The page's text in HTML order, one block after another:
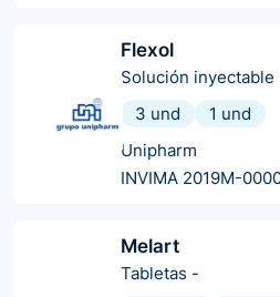
Flexol
Solución inyectable
3 und
1 und
Unipharm
INVIMA 2019M-
Melart
Tabletas -